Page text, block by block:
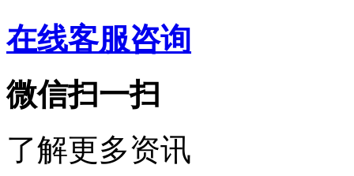
在线客服咨询
微信扫一扫
了解更多资讯